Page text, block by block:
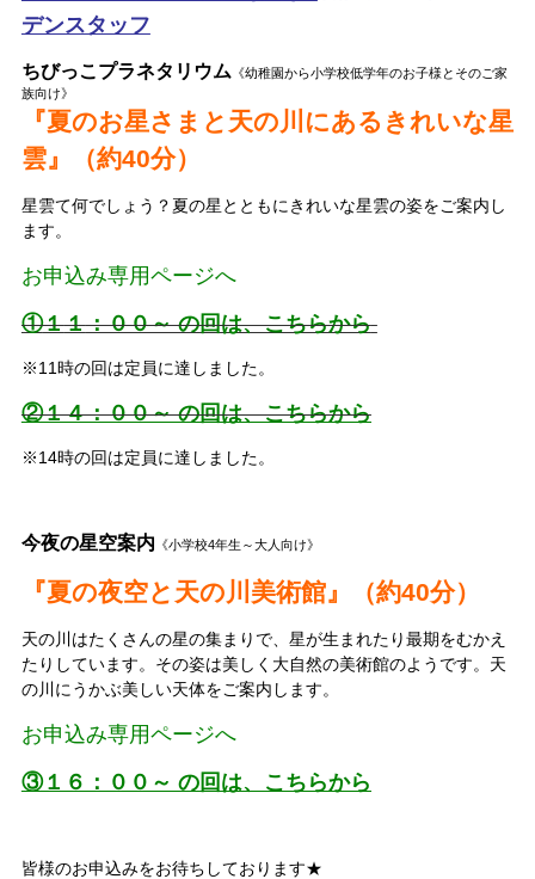
デンスタッフ
ちびっこプラネタリウム 《幼稚園から小学校低学年のお子様とそのご家
族向け》
『夏のお星さまと天の川にあるきれいな星
雲』（約40分）
星雲て何でしょう？夏の星とともにきれいな星雲の姿をご案内し
ます。
お申込み専用ページへ
①１１：００～ の回は、こちらから
※11時の回は定員に達しました。
②１４：００～ の回は、こちらから
※14時の回は定員に達しました。
今夜の星空案内 《小学校4年生～大人向け》
『夏の夜空と天の川美術館』（約40分）
天の川はたくさんの星の集まりで、星が生まれたり最期をむかえ
たりしています。その姿は美しく大自然の美術館のようです。天
の川にうかぶ美しい天体をご案内します。
お申込み専用ページへ
③１６：００～ の回は、こちらから
皆様のお申込みをお待ちしております★